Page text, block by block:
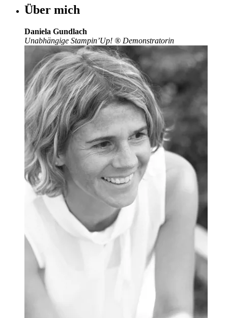
Über mich
Daniela Gundlach
Unabhängige Stampin’Up! ® Demonstratorin